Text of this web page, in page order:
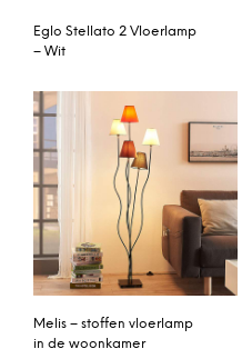
Eglo Stellato 2 Vloerlamp
– Wit
Melis – stoffen vloerlamp
in de woonkamer